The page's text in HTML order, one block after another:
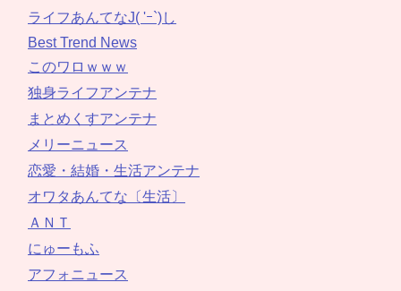
ライフあんてなJ( 'ｰ`)し
Best Trend News
このワロｗｗｗ
独身ライフアンテナ
まとめくすアンテナ
メリーニュース
恋愛・結婚・生活アンテナ
オワタあんてな〔生活〕
ＡＮＴ
にゅーもふ
アフォニュース